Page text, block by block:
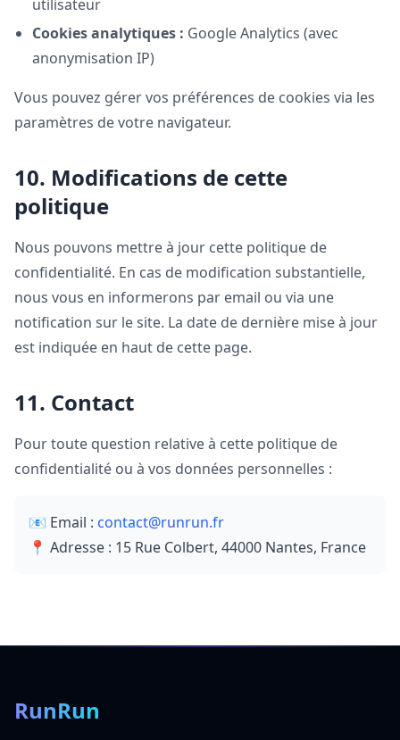
utilisateur
Cookies analytiques : Google Analytics (avec
anonymisation IP)
Vous pouvez gérer vos préférences de cookies via les
paramètres de votre navigateur.
10. Modifications de cette
politique
Nous pouvons mettre à jour cette politique de
confidentialité. En cas de modification substantielle,
nous vous en informerons par email ou via une
notification sur le site. La date de dernière mise à jour
est indiquée en haut de cette page.
11. Contact
Pour toute question relative à cette politique de
confidentialité ou à vos données personnelles :
📧 Email : contact@runrun.fr
📍 Adresse : 15 Rue Colbert, 44000 Nantes, France
RunRun